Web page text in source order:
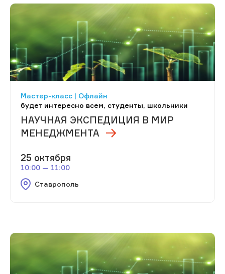
Мастер-класс | Офлайн
будет интересно всем, студенты, школьники
НАУЧНАЯ ЭКСПЕДИЦИЯ В МИР
МЕНЕДЖМЕНТА
25 октября
10:00 — 11:00
Ставрополь